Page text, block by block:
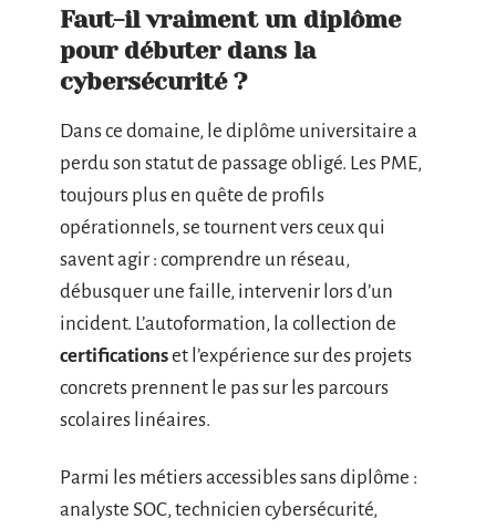
Faut-il vraiment un diplôme
pour débuter dans la
cybersécurité ?
Dans ce domaine, le diplôme universitaire a
perdu son statut de passage obligé. Les PME,
toujours plus en quête de profils
opérationnels, se tournent vers ceux qui
savent agir : comprendre un réseau,
débusquer une faille, intervenir lors d’un
incident. L’autoformation, la collection de
certificationset l’expérience sur des projets
concrets prennent le pas sur les parcours
scolaires linéaires.
Parmi les métiers accessibles sans diplôme :
analyste SOC, technicien cybersécurité,